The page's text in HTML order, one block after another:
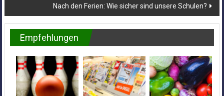
Nach den Ferien: Wie sicher sind unsere Schulen?
Empfehlungen